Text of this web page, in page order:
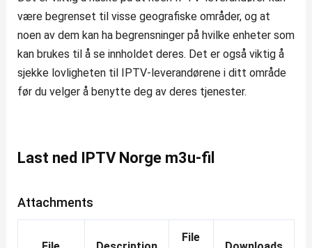
være begrenset til visse geografiske områder, og at
noen av dem kan ha begrensninger på hvilke enheter som
kan brukes til å se innholdet deres. Det er også viktig å
sjekke lovligheten til IPTV-leverandørene i ditt område
før du velger å benytte deg av deres tjenester.
Last ned IPTV Norge m3u-fil
Attachments
File